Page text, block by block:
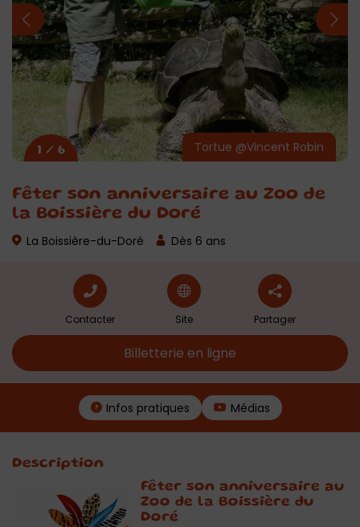
Fêter son anniversaire au Zoo de
la Boissière du Doré
La Boissière-du-Doré Dès 6 ans
Tortue @Vincent Robin
1 / 6
Contacter Site Partager
Billetterie en ligne
Infos pratiques Médias
Description
Fêter son anniversaire au
Zoo de la Boissière du
Doré